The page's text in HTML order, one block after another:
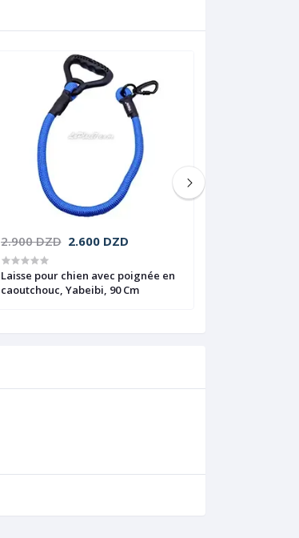
2.900 DZD 2.600 DZD
Laisse pour chien avec poignée en
caoutchouc, Yabeibi, 90 Cm